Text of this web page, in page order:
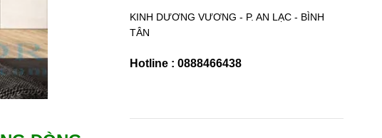
KINH DƯƠNG VƯƠNG - P. AN LẠC - BÌNH
TÂN
Hotline : 0888466438